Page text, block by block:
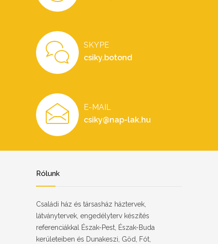
SKYPE
csiky.botond
E-MAIL
csiky@nap-lak.hu
Rólunk
Családi ház és társasház háztervek,
látványtervek, engedélyterv készítés
referenciákkal Észak-Pest, Észak-Buda
kerületeiben és Dunakeszi, Göd, Fót,